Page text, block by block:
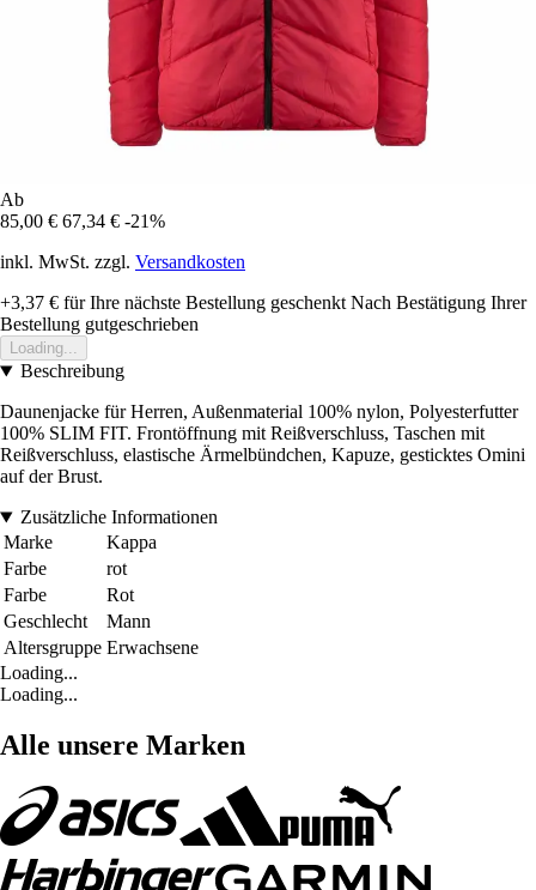
Ab
85,00 € 67,34 € -21%
inkl. MwSt. zzgl. Versandkosten
+3,37 € für Ihre nächste Bestellung geschenkt Nach Bestätigung Ihrer
Bestellung gutgeschrieben
Loading...
Beschreibung
Daunenjacke für Herren, Außenmaterial 100% nylon, Polyesterfutter
100% SLIM FIT. Frontöffnung mit Reißverschluss, Taschen mit
Reißverschluss, elastische Ärmelbündchen, Kapuze, gesticktes Omini
auf der Brust.
Zusätzliche Informationen
Marke
Kappa
Farbe
rot
Farbe
Rot
Geschlecht
Mann
Altersgruppe Erwachsene
Loading...
Loading...
Alle unsere Marken